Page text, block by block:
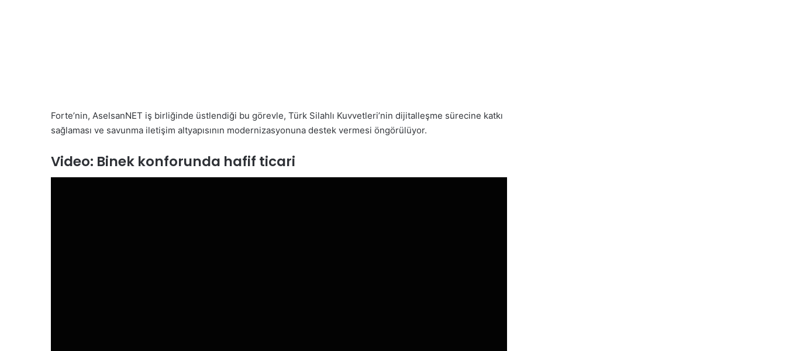
Forte’nin, AselsanNET iş birliğinde üstlendiği bu görevle, Türk Silahlı Kuvvetleri’nin dijitalleşme sürecine katkı
sağlaması ve savunma iletişim altyapısının modernizasyonuna destek vermesi öngörülüyor.
Video: Binek konforunda hafif ticari